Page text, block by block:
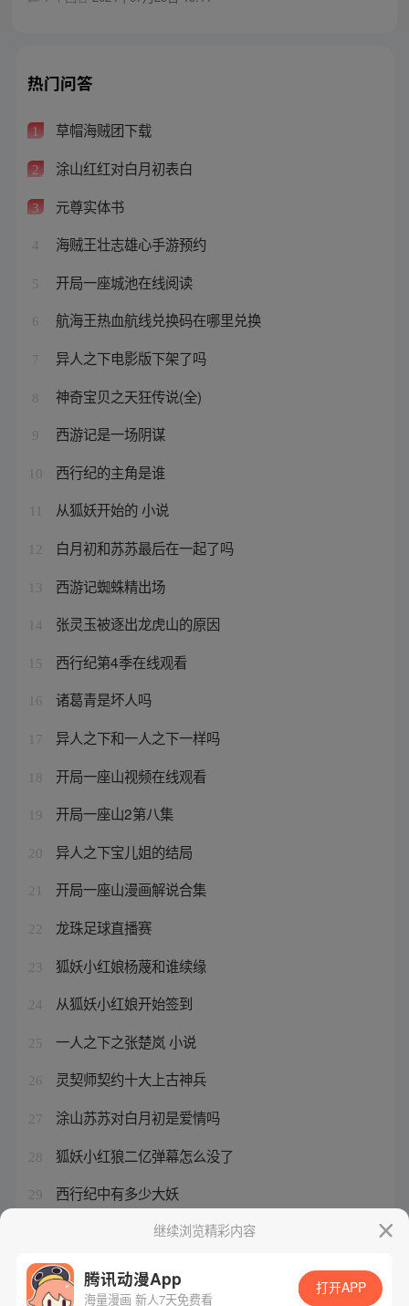
热门问答
1 草帽海贼团下载
2 涂山红红对白月初表白
3 元尊实体书
4 海贼王壮志雄心手游预约
5 开局一座城池在线阅读
6 航海王热血航线兑换码在哪里兑换
7 异人之下电影版下架了吗
8 神奇宝贝之天狂传说(全)
9 西游记是一场阴谋
10 西行纪的主角是谁
从狐妖开始的 小说
12 白月初和苏苏最后在一起了吗
13 西游记蜘蛛精出场
14 张灵玉被逐出龙虎山的原因
15 西行纪第4季在线观看
16 诸葛青是坏人吗
17 异人之下和一人之下一样吗
18 开局一座山视频在线观看
19 开局一座山2第八集
20 异人之下宝儿姐的结局
21 开局一座山漫画解说合集
22 龙珠足球直播赛
23 狐妖小红娘杨蔑和谁续缘
24 从狐妖小红娘开始签到
25 一人之下之张楚岚 小说
26 灵契师契约十大上古神兵
27 涂山苏苏对白月初是爱情吗
28 狐妖小红狼二亿弹幕怎么没了
29 西行纪中有多少大妖
继续浏览精彩内容
腾讯动漫App
海量漫画 新人7天免费看
打开APP